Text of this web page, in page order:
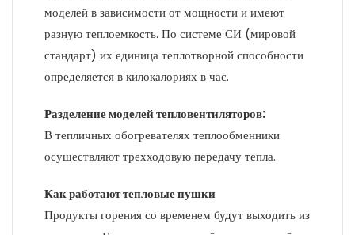
моделей в зависимости от мощности и имеют
разную теплоемкость. По системе СИ (мировой
стандарт) их единица теплотворной способности
определяется в килокалориях в час.
Разделение моделей тепловентиляторов:
В тепличных обогревателях теплообменники
осуществляют трехходовую передачу тепла.
Как работают тепловые пушки
Продукты горения со временем будут выходить из